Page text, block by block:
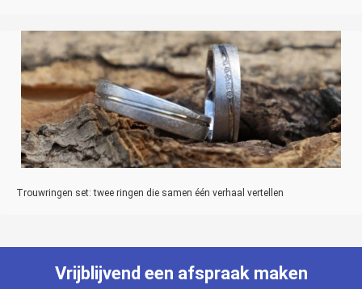
Trouwringen set: twee ringen die samen één verhaal vertellen
Vrijblijvend een afspraak maken